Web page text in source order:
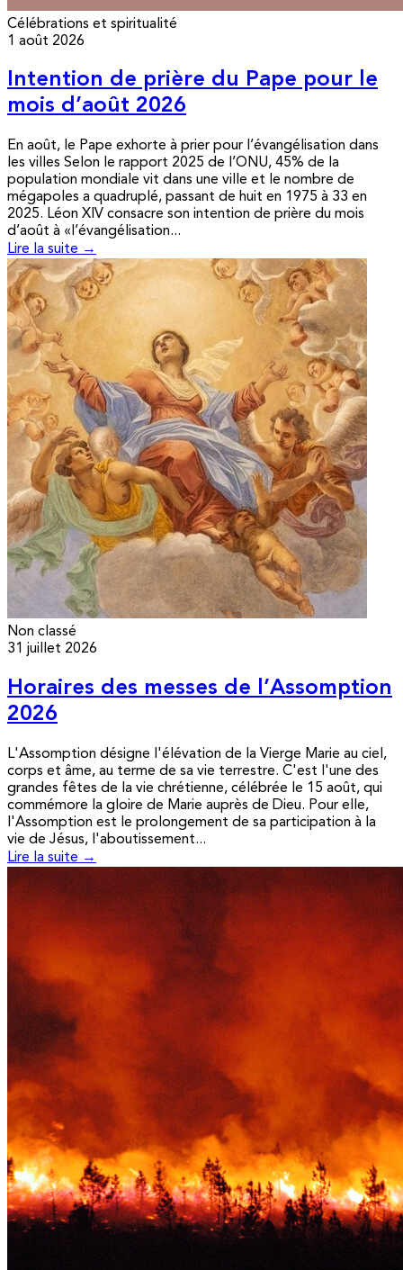
Célébrations et spiritualité
1 août 2026
Intention de prière du Pape pour le
mois d’août 2026
En août, le Pape exhorte à prier pour l’évangélisation dans
les villes Selon le rapport 2025 de l’ONU, 45% de la
population mondiale vit dans une ville et le nombre de
mégapoles a quadruplé, passant de huit en 1975 à 33 en
2025. Léon XIV consacre son intention de prière du mois
d’août à «l’évangélisation...
Lire la suite →
Non classé
31 juillet 2026
Horaires des messes de l’Assomption
2026
L'Assomption désigne l'élévation de la Vierge Marie au ciel,
corps et âme, au terme de sa vie terrestre. C'est l'une des
grandes fêtes de la vie chrétienne, célébrée le 15 août, qui
commémore la gloire de Marie auprès de Dieu. Pour elle,
l'Assomption est le prolongement de sa participation à la
vie de Jésus, l'aboutissement...
Lire la suite →